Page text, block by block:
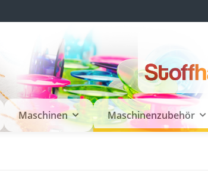
Maschinen Maschinenzubehör